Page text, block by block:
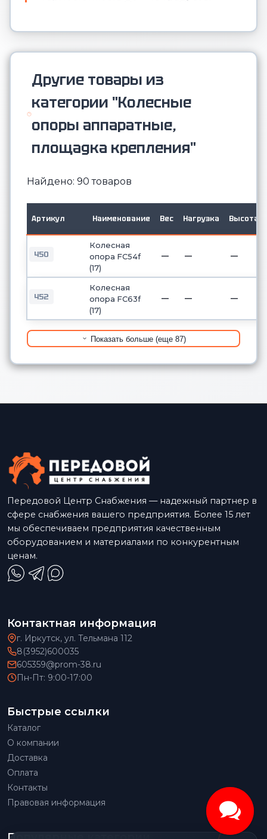
Другие товары из
категории "Колесные
опоры аппаратные,
площадка крепления"
Найдено: 90 товаров
Артикул Наименование Вес Нагрузка Высота
450
Колесная
опора FC54f
(17)
— — —
452
Колесная
опора FC63f
(17)
— — —
Показать больше (еще 87)
Передовой Центр Снабжения — надежный партнер в
сфере снабжения вашего предприятия. Более 15 лет
мы обеспечиваем предприятия качественным
оборудованием и материалами по конкурентным
ценам.
Контактная информация
г. Иркутск, ул. Тельмана 112
8(3952)600035
605359@prom-38.ru
Пн-Пт: 9:00-17:00
Быстрые ссылки
Каталог
О компании
Доставка
Оплата
Контакты
Правовая информация